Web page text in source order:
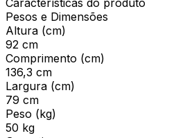
Pesos e Dimensões
Altura (cm)
92 cm
Comprimento (cm)
136,3 cm
Largura (cm)
79 cm
Peso (kg)
50 kg